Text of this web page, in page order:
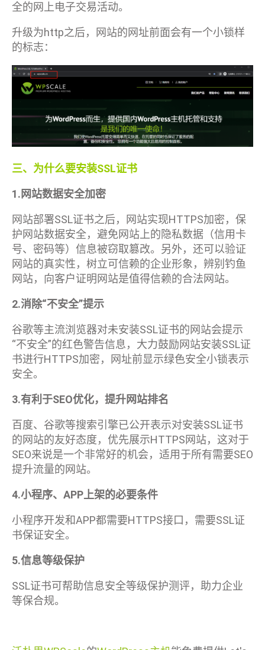
全的网上电子交易活动。
升级为http之后，网站的网址前面会有一个小锁样
的标志：
三、为什么要安装SSL证书
1.网站数据安全加密
网站部署SSL证书之后，网站实现HTTPS加密，保
护网站数据安全，避免网站上的隐私数据（信用卡
号、密码等）信息被窃取篡改。另外，还可以验证
网站的真实性，树立可信赖的企业形象，辨别钓鱼
网站，向客户证明网站是值得信赖的合法网站。
2.消除“不安全”提示
谷歌等主流浏览器对未安装SSL证书的网站会提示
“不安全”的红色警告信息，大力鼓励网站安装SSL证
书进行HTTPS加密，网址前显示绿色安全小锁表示
安全。
3.有利于SEO优化，提升网站排名
百度、谷歌等搜索引擎已公开表示对安装SSL证书
的网站的友好态度，优先展示HTTPS网站，这对于
SEO来说是一个非常好的机会，适用于所有需要SEO
提升流量的网站。
4.小程序、APP上架的必要条件
小程序开发和APP都需要HTTPS接口，需要SSL证
书保证安全。
5.信息等级保护
SSL证书可帮助信息安全等级保护测评，助力企业
等保合规。